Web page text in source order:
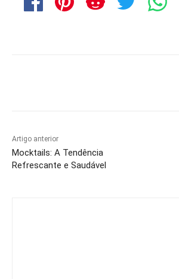
Artigo anterior
Mocktails: A Tendência
Refrescante e Saudável